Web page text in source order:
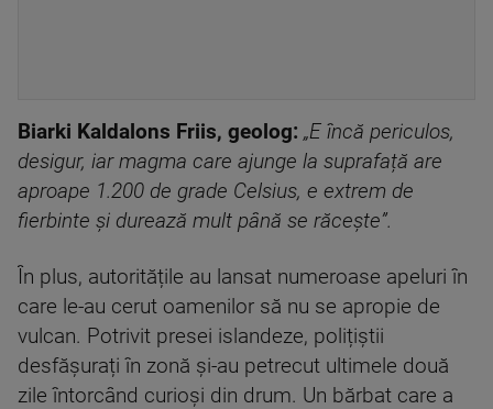
Biarki Kaldalons Friis, geolog: „E încă periculos,
desigur, iar magma care ajunge la suprafață are
aproape 1.200 de grade Celsius, e extrem de
fierbinte și durează mult până se răcește”.
În plus, autoritățile au lansat numeroase apeluri în
care le-au cerut oamenilor să nu se apropie de
vulcan. Potrivit presei islandeze, polițiștii
desfășurați în zonă și-au petrecut ultimele două
zile întorcând curioși din drum. Un bărbat care a